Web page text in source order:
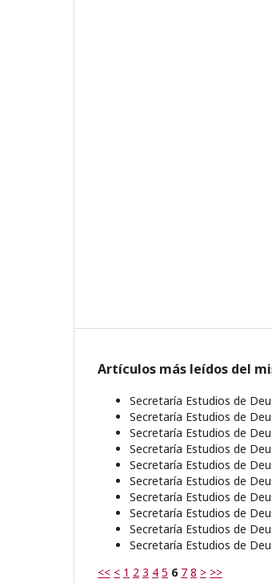
Artículos más leídos del
Secretaría Estudios de
Secretaría Estudios de
Secretaría Estudios de
Secretaría Estudios de
Secretaría Estudios de
Secretaría Estudios de
Secretaría Estudios de
Secretaría Estudios de
Secretaría Estudios de
Secretaría Estudios de
<< < 1 2 3 4 5 6 7 8 > >>